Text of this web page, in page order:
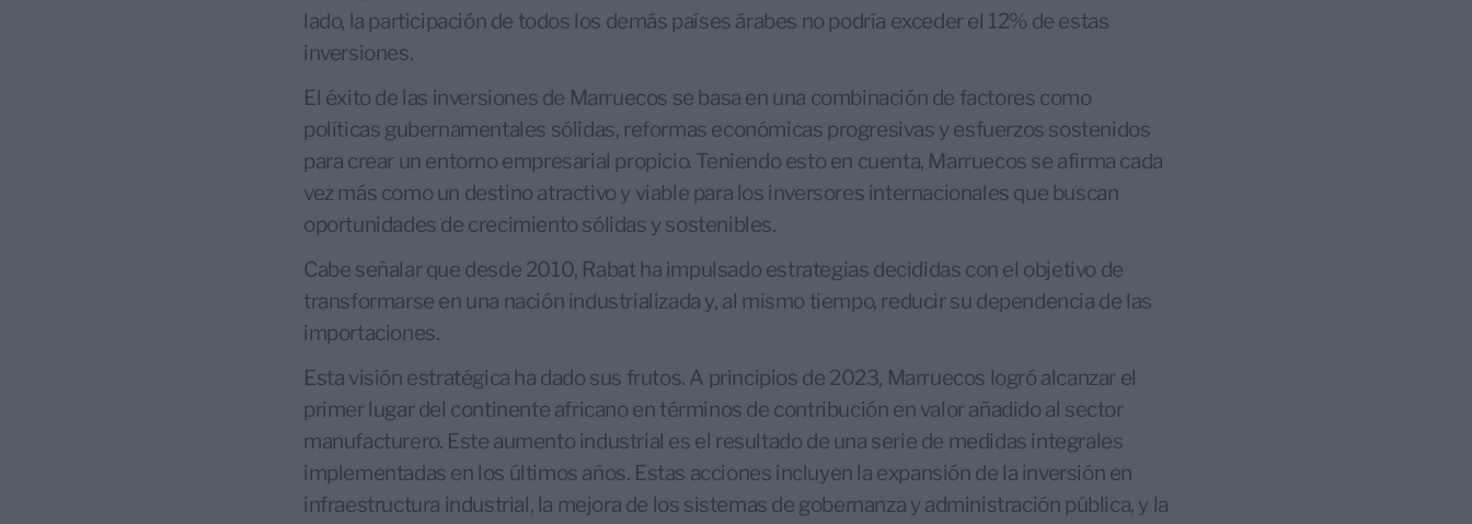
lado, la participación de todos los demás países árabes no podría exceder el 12% de estas
inversiones.
El éxito de las inversiones de Marruecos se basa en una combinación de factores como
políticas gubernamentales sólidas, reformas económicas progresivas y esfuerzos sostenidos
para crear un entorno empresarial propicio. Teniendo esto en cuenta, Marruecos se afirma cada
vez más como un destino atractivo y viable para los inversores internacionales que buscan
oportunidades de crecimiento sólidas y sostenibles.
Cabe señalar que desde 2010, Rabat ha impulsado estrategias decididas con el objetivo de
transformarse en una nación industrializada y, al mismo tiempo, reducir su dependencia de las
importaciones.
Esta visión estratégica ha dado sus frutos. A principios de 2023, Marruecos logró alcanzar el
primer lugar del continente africano en términos de contribución en valor añadido al sector
manufacturero. Este aumento industrial es el resultado de una serie de medidas integrales
implementadas en los últimos años. Estas acciones incluyen la expansión de la inversión en
infraestructura industrial, la mejora de los sistemas de gobernanza y administración pública, y la